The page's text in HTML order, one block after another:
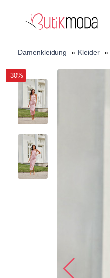
Damenkleidung » Kleider »
-30%